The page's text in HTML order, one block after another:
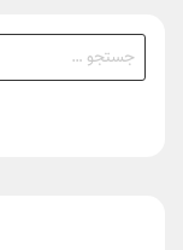
جستجو
برای: